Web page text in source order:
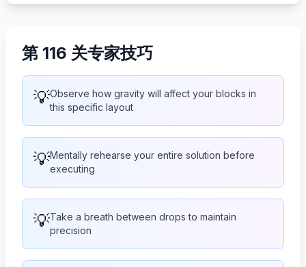
第 116 关专家技巧
💡Observe how gravity will affect your blocks in
this specific layout
💡Mentally rehearse your entire solution before
executing
💡Take a breath between drops to maintain
precision